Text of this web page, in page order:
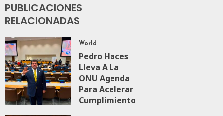
PUBLICACIONES
RELACIONADAS
World
Pedro Haces
Lleva A La
ONU Agenda
Para Acelerar
Cumplimiento